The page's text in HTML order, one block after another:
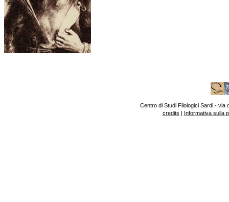
Centro di Studi Filologici Sardi - via
credits | Informativa sulla